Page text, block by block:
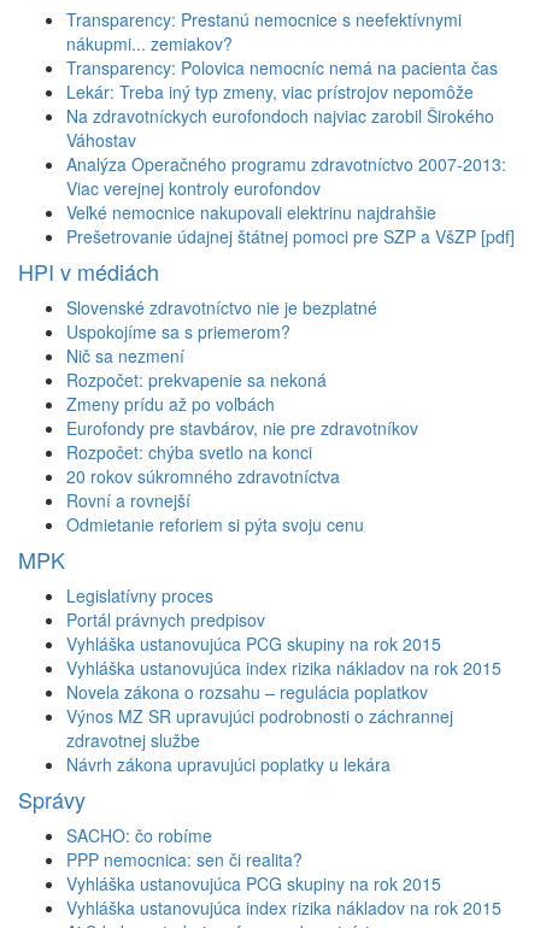
Transparency: Prestanú nemocnice s neefektívnymi
nákupmi... zemiakov?
Transparency: Polovica nemocníc nemá na pacienta čas
Lekár: Treba iný typ zmeny, viac prístrojov nepomôže
Na zdravotníckych eurofondoch najviac zarobil Širokého
Váhostav
Analýza Operačného programu zdravotníctvo 2007-2013:
Viac verejnej kontroly eurofondov
Veľké nemocnice nakupovali elektrinu najdrahšie
Prešetrovanie údajnej štátnej pomoci pre SZP a VšZP [pdf]
HPI v médiách
Slovenské zdravotníctvo nie je bezplatné
Uspokojíme sa s priemerom?
Nič sa nezmení
Rozpočet: prekvapenie sa nekoná
Zmeny prídu až po voľbách
Eurofondy pre stavbárov, nie pre zdravotníkov
Rozpočet: chýba svetlo na konci
20 rokov súkromného zdravotníctva
Rovní a rovnejší
Odmietanie reforiem si pýta svoju cenu
MPK
Legislatívny proces
Portál právnych predpisov
Vyhláška ustanovujúca PCG skupiny na rok 2015
Vyhláška ustanovujúca index rizika nákladov na rok 2015
Novela zákona o rozsahu – regulácia poplatkov
Výnos MZ SR upravujúci podrobnosti o záchrannej
zdravotnej službe
Návrh zákona upravujúci poplatky u lekára
Správy
SACHO: čo robíme
PPP nemocnica: sen či realita?
Vyhláška ustanovujúca PCG skupiny na rok 2015
Vyhláška ustanovujúca index rizika nákladov na rok 2015